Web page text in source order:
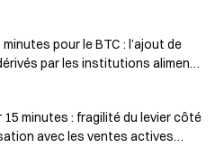
pour le BTC : l’ajout de
par les institutions alimente
15 minutes : fragilité du levier côté
avec les ventes actives